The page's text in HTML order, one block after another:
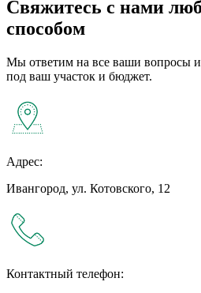
Свяжитесь с нами
способом
Мы ответим на все ваши вопросы
под ваш участок и бюджет.
Адрес:
Ивангород, ул. Котовского, 12
Контактный телефон: